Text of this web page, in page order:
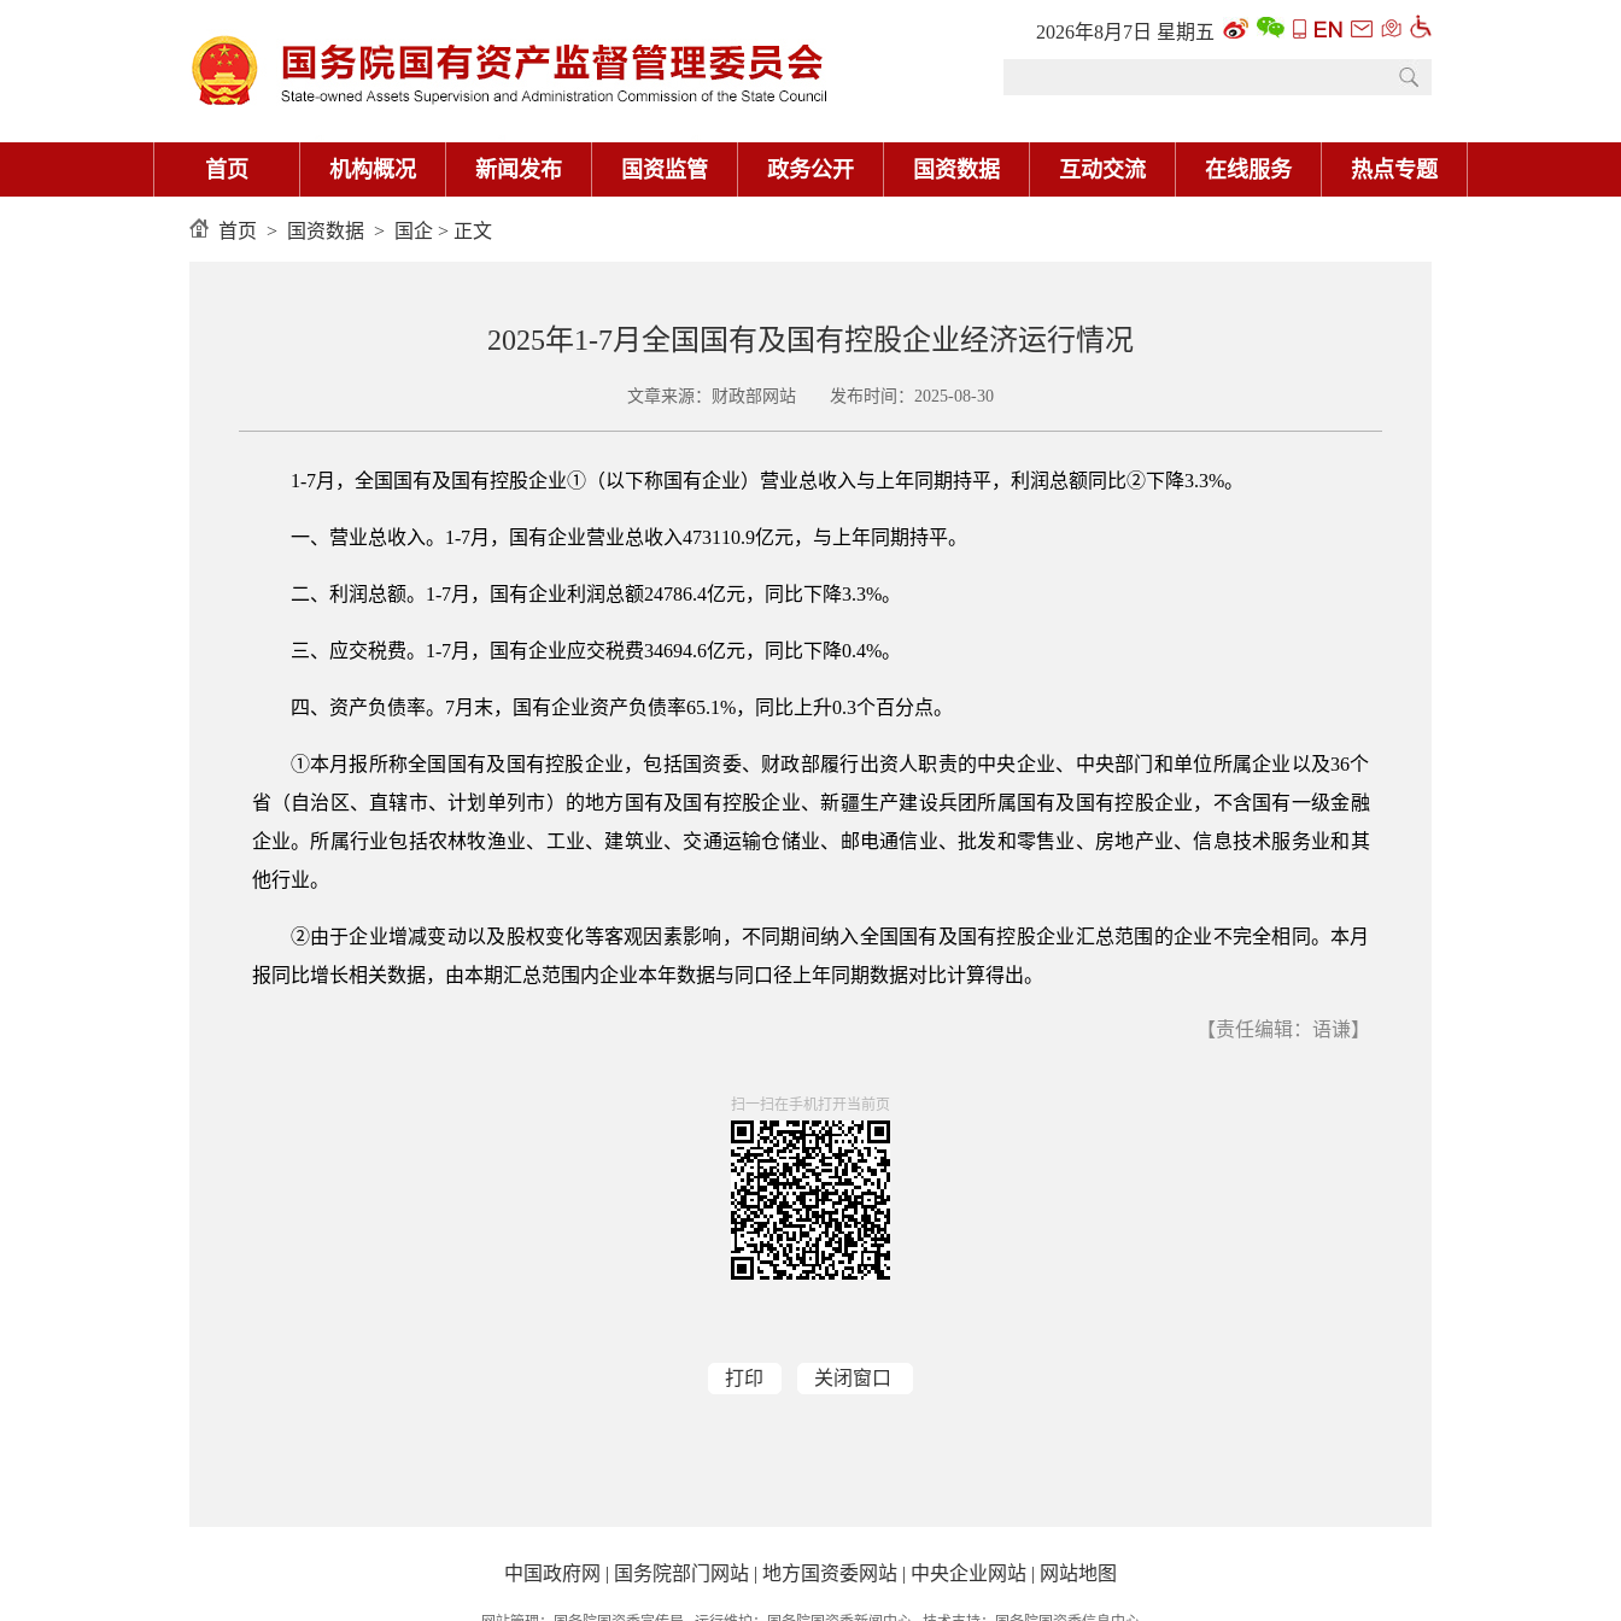
2026年8月7日 星期五
首页 机构概况 新闻发布 国资监管 政务公开 国资数据 互动交流 在线服务 热点专题
首页 > 国资数据 > 国企 > 正文
2025年1-7月全国国有及国有控股企业经济运行情况
文章来源：财政部网站 发布时间：2025-08-30
1-7月，全国国有及国有控股企业①（以下称国有企业）营业总收入与上年同期持平，利润总额同比②下降3.3%。
一、营业总收入。1-7月，国有企业营业总收入473110.9亿元，与上年同期持平。
二、利润总额。1-7月，国有企业利润总额24786.4亿元，同比下降3.3%。
三、应交税费。1-7月，国有企业应交税费34694.6亿元，同比下降0.4%。
四、资产负债率。7月末，国有企业资产负债率65.1%，同比上升0.3个百分点。
①本月报所称全国国有及国有控股企业，包括国资委、财政部履行出资人职责的中央企业、中央部门和单位所属企业以及36个
省（自治区、直辖市、计划单列市）的地方国有及国有控股企业、新疆生产建设兵团所属国有及国有控股企业，不含国有一级金融
企业。所属行业包括农林牧渔业、工业、建筑业、交通运输仓储业、邮电通信业、批发和零售业、房地产业、信息技术服务业和其
他行业。
②由于企业增减变动以及股权变化等客观因素影响，不同期间纳入全国国有及国有控股企业汇总范围的企业不完全相同。本月
报同比增长相关数据，由本期汇总范围内企业本年数据与同口径上年同期数据对比计算得出。
【责任编辑：语谦】
扫一扫在手机打开当前页
打印 关闭窗口